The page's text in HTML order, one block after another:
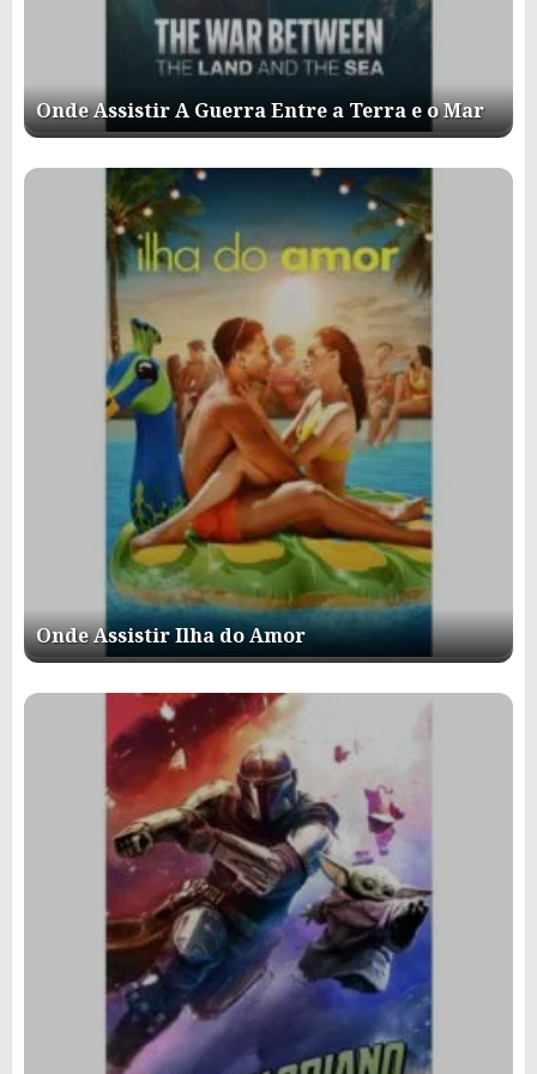
Onde Assistir A Guerra Entre a Terra e o Mar
Onde Assistir Ilha do Amor